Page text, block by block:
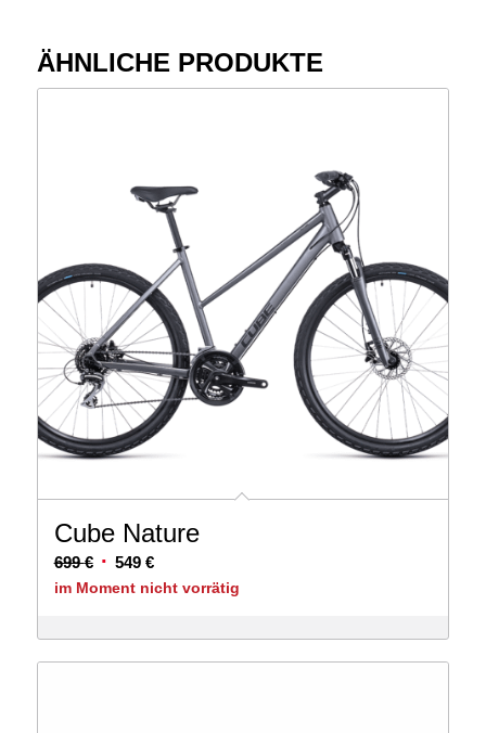
ÄHNLICHE PRODUKTE
Cube Nature
699€ Ursprünglicher
Preis
699 €
549 €Aktueller
Preis
549 €.
im Moment nicht vorrätig